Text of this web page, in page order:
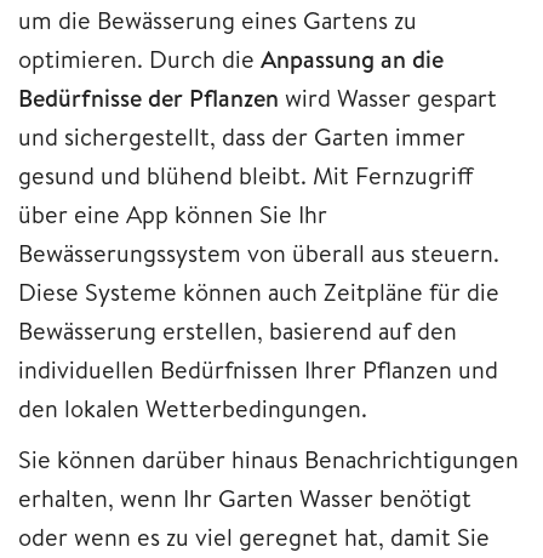
um die Bewässerung eines Gartens zu
optimieren. Durch die Anpassung an die
Bedürfnisse der Pflanzen wird Wasser gespart
und sichergestellt, dass der Garten immer
gesund und blühend bleibt. Mit Fernzugriff
über eine App können Sie Ihr
Bewässerungssystem von überall aus steuern.
Diese Systeme können auch Zeitpläne für die
Bewässerung erstellen, basierend auf den
individuellen Bedürfnissen Ihrer Pflanzen und
den lokalen Wetterbedingungen.
Sie können darüber hinaus Benachrichtigungen
erhalten, wenn Ihr Garten Wasser benötigt
oder wenn es zu viel geregnet hat, damit Sie